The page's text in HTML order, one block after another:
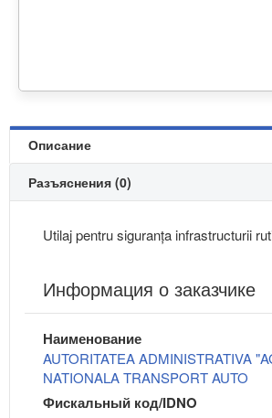
Описание
Разъяснения (0)
Utilaj pentru siguranța infrastructurii
Информация о заказчике
Наименование
AUTORITATEA ADMINISTRATIVA
NATIONALA TRANSPORT AUTO
Фискальный код/IDNO